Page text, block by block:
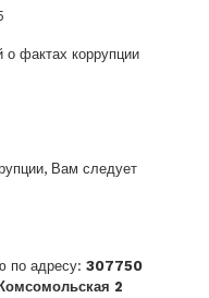
фактах коррупции
Вам следует
по адресу: 307750
2